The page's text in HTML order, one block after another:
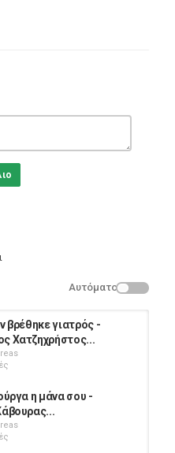
μου όταν θα ’σαι
ποτηράκια
φιλάκια
Κάβουρας
Αυτόματο
βρέθηκε γιατρός -
Χατζηχρήστος...
η μάνα σου -